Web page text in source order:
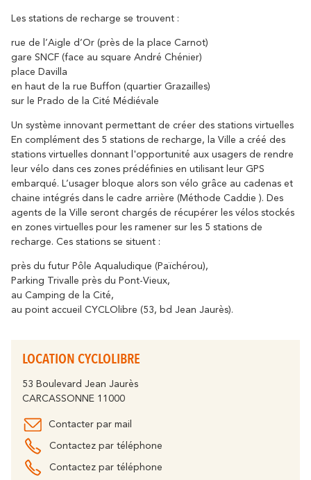
Et aussi...
Les vignobles
Ville Rugby
St Jacques de Compostelle
En amoureux En famille
Les stations de recharge se trouvent :
rue de l’Aigle d’Or (près de la place Carnot)
gare SNCF (face au square André Chénier)
place Davilla
en haut de la rue Buffon (quartier Grazailles)
sur le Prado de la Cité Médiévale
Un système innovant permettant de créer des stations virtuelles
En complément des 5 stations de recharge, la Ville a créé des
stations virtuelles donnant l'opportunité aux usagers de rendre
leur vélo dans ces zones prédéfinies en utilisant leur GPS
embarqué. L’usager bloque alors son vélo grâce au cadenas et
chaine intégrés dans le cadre arrière (Méthode Caddie ). Des
agents de la Ville seront chargés de récupérer les vélos stockés
en zones virtuelles pour les ramener sur les 5 stations de
recharge. Ces stations se situent :
près du futur Pôle Aqualudique (Païchérou),
Parking Trivalle près du Pont-Vieux,
au Camping de la Cité,
au point accueil CYCLOlibre (53, bd Jean Jaurès).
LOCATION CYCLOLIBRE
53 Boulevard Jean Jaurès
CARCASSONNE 11000
Contacter par mail
Contactez par téléphone
Contactez par téléphone